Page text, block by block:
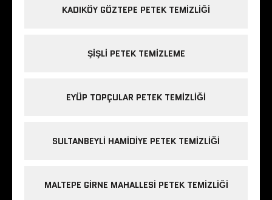
KADIKÖY GÖZTEPE PETEK TEMIZLIĞI
ŞIŞLI PETEK TEMIZLEME
EYÜP TOPÇULAR PETEK TEMIZLIĞI
SULTANBEYLI HAMIDIYE PETEK TEMIZLIĞI
MALTEPE GIRNE MAHALLESI PETEK TEMIZLIĞI